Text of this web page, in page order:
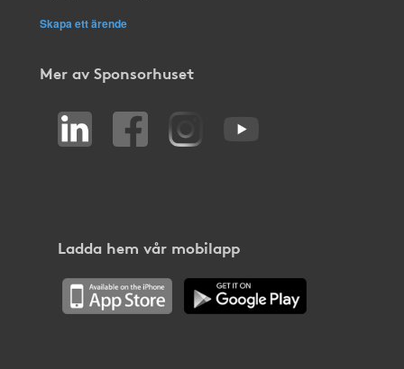
Skapa ett ärende
Mer av Sponsorhuset
Ladda hem vår mobilapp